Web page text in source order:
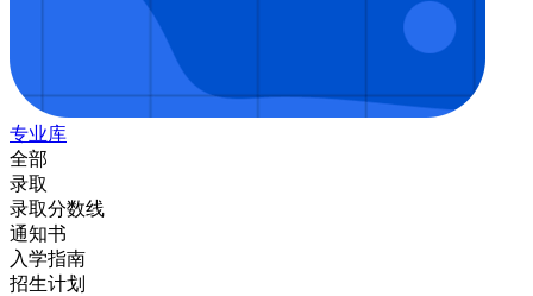
专业库
全部
录取
录取分数线
通知书
入学指南
招生计划